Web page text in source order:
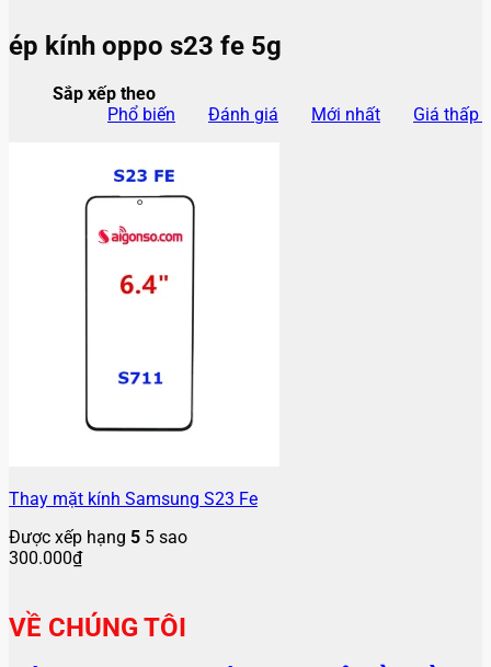
ép kính oppo s23 fe 5g
Sắp xếp theo
Phổ biến
Đánh giá Mới nhất Giá thấp
Thay mặt kính Samsung S23 Fe
Được xếp hạng 5 5 sao
300.000₫
VỀ CHÚNG TÔI